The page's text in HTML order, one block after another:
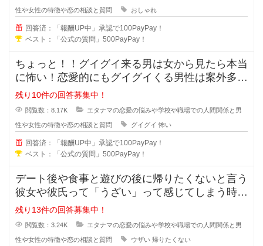
性や女性の特徴や恋の相談と質問 おしゃれ
回答済：「報酬UP中」承認で100PayPay！
ベスト：「公式の質問」500PayPay！
ちょっと！！グイグイ来る男は女から見たら本当
に怖い！恋愛的にもグイグイくる男性は案外多い
かもしれませんが、どの様な特徴が
残り10件の回答募集中！
閲覧数：8.17K エタナマの恋愛の悩みや学校や職場での人間関係と男
性や女性の特徴や恋の相談と質問 グイグイ 怖い
回答済：「報酬UP中」承認で100PayPay！
ベスト：「公式の質問」500PayPay！
デート後や食事と遊びの後に帰りたくないと言う
彼女や彼氏って「うざい」って感じてしまう時が
ありますよね？帰りたくないと言う
残り13件の回答募集中！
閲覧数：3.24K エタナマの恋愛の悩みや学校や職場での人間関係と男
性や女性の特徴や恋の相談と質問 ウザい 帰りたくない